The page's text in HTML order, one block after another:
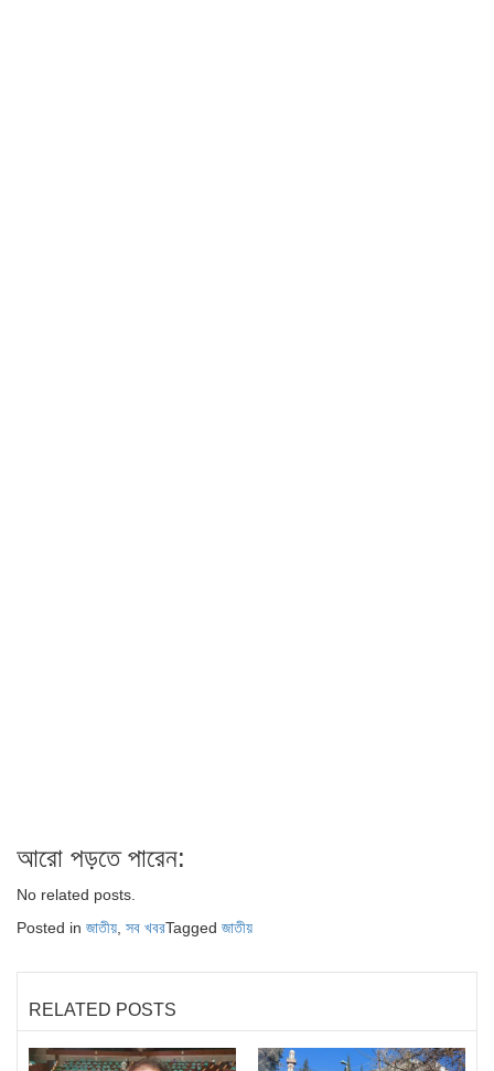
আরো পড়তে পারেন:
No related posts.
Posted in জাতীয়, সব খবরTagged জাতীয়
RELATED POSTS